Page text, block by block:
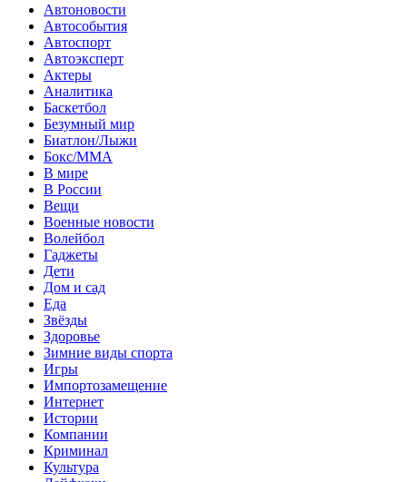
Автоновости
Автособытия
Автоспорт
Автоэксперт
Актеры
Аналитика
Баскетбол
Безумный мир
Биатлон/Лыжи
Бокс/MMA
В мире
В России
Вещи
Военные новости
Волейбол
Гаджеты
Дети
Дом и сад
Еда
Звёзды
Здоровье
Зимние виды спорта
Игры
Импортозамещение
Интернет
Истории
Компании
Криминал
Культура